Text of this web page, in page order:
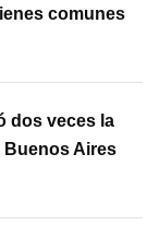
comunes
dos veces la
Buenos Aires